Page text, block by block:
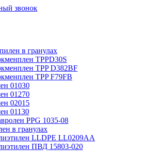
звонок
в гранулах
TPPD30S
TPP D382BF
TPP F79FB
01030
01270
02015
01130
PPG 1035-08
в гранулах
LLDPE LL0209AA
ПВД 15803-020